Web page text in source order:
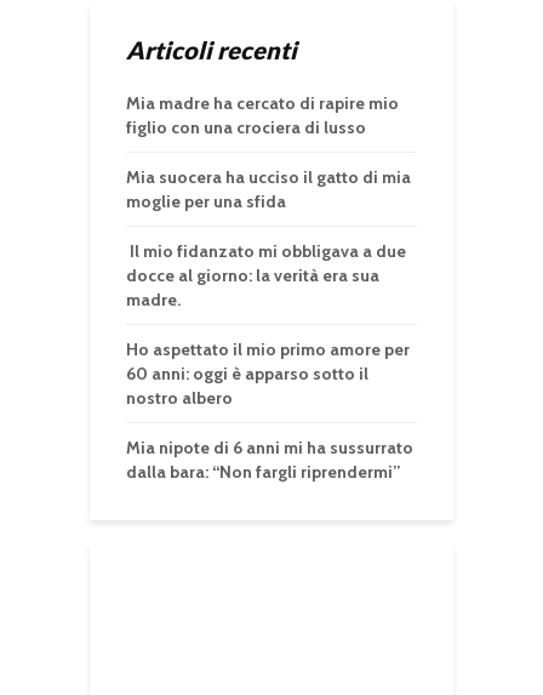
Articoli recenti
Mia madre ha cercato di rapire mio
figlio con una crociera di lusso
Mia suocera ha ucciso il gatto di mia
moglie per una sfida
Il mio fidanzato mi obbligava a due
docce al giorno: la verità era sua
madre.
Ho aspettato il mio primo amore per
60 anni: oggi è apparso sotto il
nostro albero
Mia nipote di 6 anni mi ha sussurrato
dalla bara: “Non fargli riprendermi”